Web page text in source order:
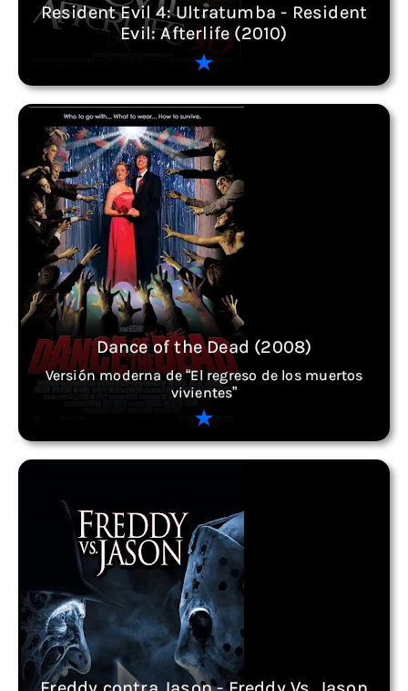
Resident Evil 4: Ultratumba - Resident
Evil: Afterlife (2010)
Dance of the Dead (2008)
Versión moderna de “El regreso de los muertos
vivientes”